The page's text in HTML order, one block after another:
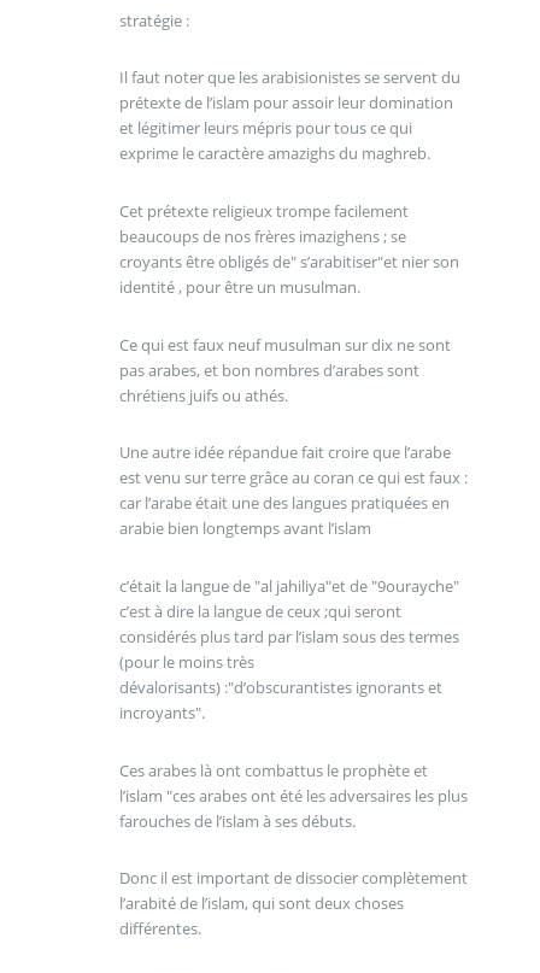
stratégie :
Il faut noter que les arabisionistes se servent du
prétexte de l’islam pour assoir leur domination
et légitimer leurs mépris pour tous ce qui
exprime le caractère amazighs du maghreb.
Cet prétexte religieux trompe facilement
beaucoups de nos frères imazighens ; se
croyants être obligés de" s’arabitiser"et nier son
identité , pour être un musulman.
Ce qui est faux neuf musulman sur dix ne sont
pas arabes, et bon nombres d’arabes sont
chrétiens juifs ou athés.
Une autre idée répandue fait croire que l’arabe
est venu sur terre grâce au coran ce qui est faux :
car l’arabe était une des langues pratiquées en
arabie bien longtemps avant l’islam
c’était la langue de "al jahiliya"et de "9ourayche"
c’est à dire la langue de ceux ;qui seront
considérés plus tard par l’islam sous des termes
(pour le moins très
dévalorisants) :"d’obscurantistes ignorants et
incroyants".
Ces arabes là ont combattus le prophète et
l’islam "ces arabes ont été les adversaires les plus
farouches de l’islam à ses débuts.
Donc il est important de dissocier complètement
l’arabité de l’islam, qui sont deux choses
différentes.